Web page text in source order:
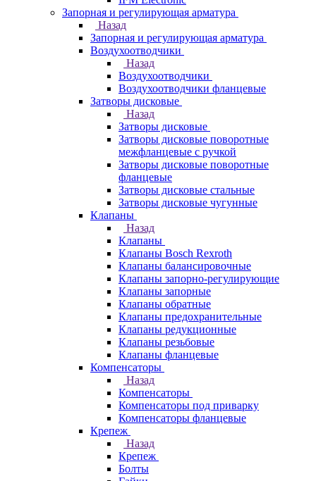
Запорная и регулирующая арматура
Назад
Запорная и регулирующая арматура
Воздухоотводчики
Назад
Воздухоотводчики
Воздухоотводчики фланцевые
Затворы дисковые
Назад
Затворы дисковые
Затворы дисковые поворотные
межфланцевые с ручкой
Затворы дисковые поворотные
фланцевые
Затворы дисковые стальные
Затворы дисковые чугунные
Клапаны
Назад
Клапаны
Клапаны Bosch Rexroth
Клапаны балансировочные
Клапаны запорно-регулирующие
Клапаны запорные
Клапаны обратные
Клапаны предохранительные
Клапаны редукционные
Клапаны резьбовые
Клапаны фланцевые
Компенсаторы
Назад
Компенсаторы
Компенсаторы под приварку
Компенсаторы фланцевые
Крепеж
Назад
Крепеж
Болты